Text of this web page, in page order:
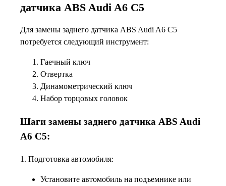
датчика ABS Audi A6 C5
Для замены заднего датчика ABS Audi A6 C5
потребуется следующий инструмент:
Гаечный ключ
Отвертка
Динамометрический ключ
Набор торцовых головок
Шаги замены заднего датчика ABS Audi
A6 C5:
1. Подготовка автомобиля:
Установите автомобиль на подъемнике или